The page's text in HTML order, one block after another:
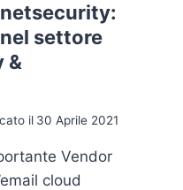
settore
&
il 30 Aprile 2021
Vendor
cloud